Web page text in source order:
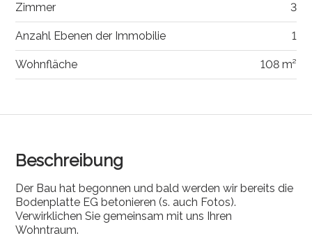
Beschreibung
Der Bau hat begonnen und bald werden wir bereits die
Bodenplatte EG betonieren (s. auch Fotos).
Verwirklichen Sie gemeinsam mit uns Ihren
Wohntraum.
Zimmer 3
Anzahl Ebenen der Immobilie 1
Wohnfläche 108 m²